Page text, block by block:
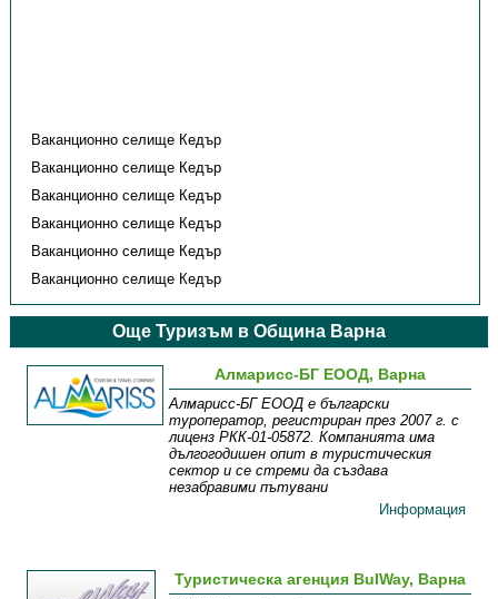
Ваканционно селище Кедър
Ваканционно селище Кедър
Ваканционно селище Кедър
Ваканционно селище Кедър
Ваканционно селище Кедър
Ваканционно селище Кедър
Още Туризъм в Община Варна
Алмарисс-БГ ЕООД, Варна
Алмарисс-БГ ЕООД е български
туроператор, регистриран през 2007 г. с
лиценз РКК-01-05872. Компанията има
дългогодишен опит в туристическия
сектор и се стреми да създава
незабравими пътувани
Информация
Туристическа агенция BulWay, Варна